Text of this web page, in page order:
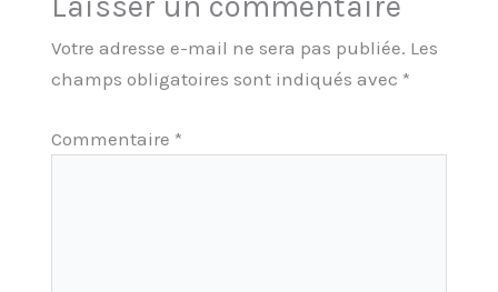
Votre adresse e-mail ne sera pas publiée. Les
champs obligatoires sont indiqués avec *
Commentaire *